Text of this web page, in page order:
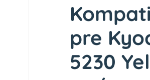
pre
5230